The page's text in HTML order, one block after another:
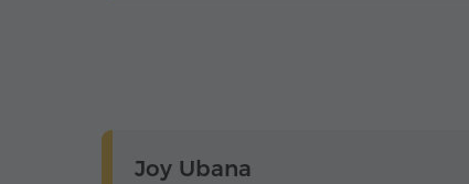
Joy Ubana